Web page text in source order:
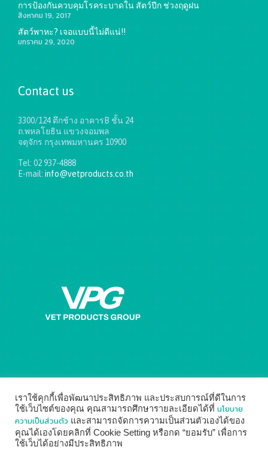
การป้องกันควบคุมโรคระบาดใน สัตว์ปีก ช่วงฤดูฝน
สิงหาคม 19, 2017
สัตว์พาหะ? เจอแบบนี้ไม่ดีแน่!!
มกราคม 29, 2020
Contact us
3300/124 ตึกช้าง อาคารB ชั้น 24
ถ.พหลโยธิน แขวงจอมพล
จตุจักร กรุงเทพมหานคร 10900
Tel: 02 937-4888
E-mail: info@vetproducts.co.th
เราใช้คุกกี้เพื่อพัฒนาประสิทธิภาพ และประสบการณ์ที่ดีในการ
ใช้เว็บไซต์ของคุณ คุณสามารถศึกษารายละเอียดได้ที่ นโยบาย
ความเป็นส่วนตัว และสามารถจัดการความเป็นส่วนตัวเองได้ของ
คุณได้เองโดยคลิกที่ Cookie Setting หรือกด “ยอมรับ” เพื่อการ
ใช้เว็บได้อย่างมีประสิทธิภาพ